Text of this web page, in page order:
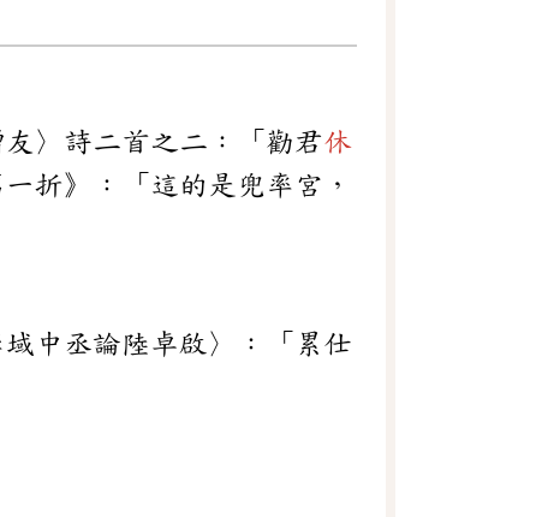
〉詩二首之二：「勸君休
折》：「這的是兜率宮，
中丞論陸卓啟〉：「累仕